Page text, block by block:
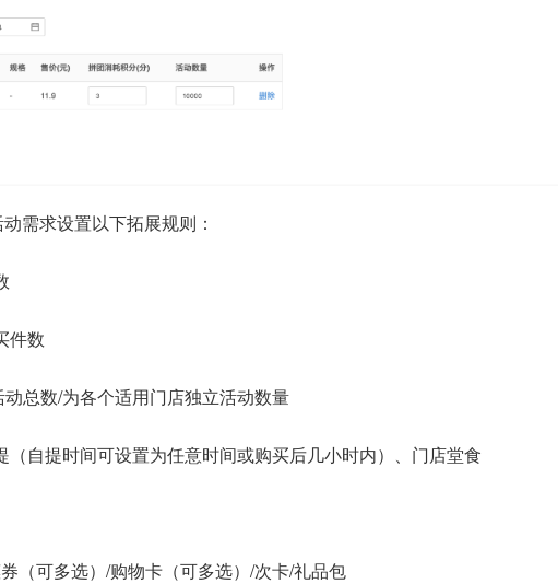
需求设置以下拓展规则：
件数
总数/为各个适用门店独立活动数量
自提时间可设置为任意时间或购买后几小时内）、门店堂食
（可多选）/购物卡（可多选）/次卡/礼品包